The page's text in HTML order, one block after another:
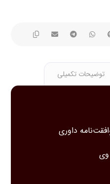
توضیحات تکمیلی